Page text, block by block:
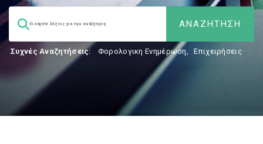
Συχνές Αναζητήσεις: Φορολογικη Ενημέρωση, Επιχειρήσεις